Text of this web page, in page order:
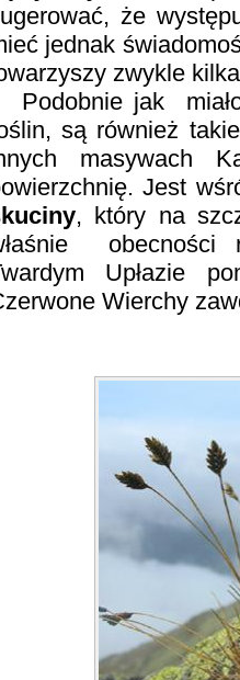
że
jednak
zwykle
Podobnie jak miało
są również
masywach
Jest
, który na
obecności
Upłazie
Wierchy